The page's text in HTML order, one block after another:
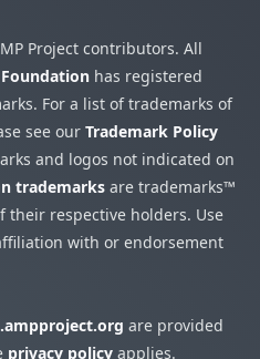
Project contributors. All
Foundation has registered
For a list of trademarks of
see our Trademark Policy
and logos not indicated on
trademarks are trademarks™
respective holders. Use
with or endorsement
are provided
privacy policy applies.